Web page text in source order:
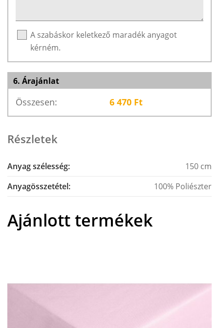
A szabáskor keletkező maradék anyagot
kérném.
6. Árajánlat
Összesen: 6 470 Ft
Részletek
Anyag szélesség:
150 cm
Anyagösszetétel:
100% Poliészter
Ajánlott termékek